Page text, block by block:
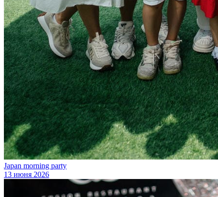
Japan morning party
13 июня 2026